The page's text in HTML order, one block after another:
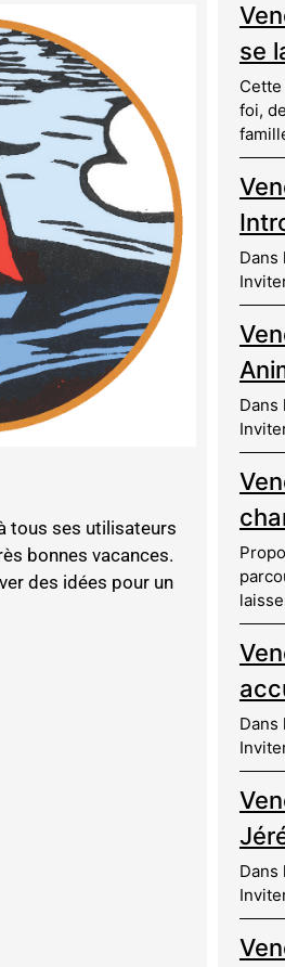
tous ses utilisateurs
bonnes vacances.
des idées pour un
se
foi,
Dans
Dans
Dans
Dans